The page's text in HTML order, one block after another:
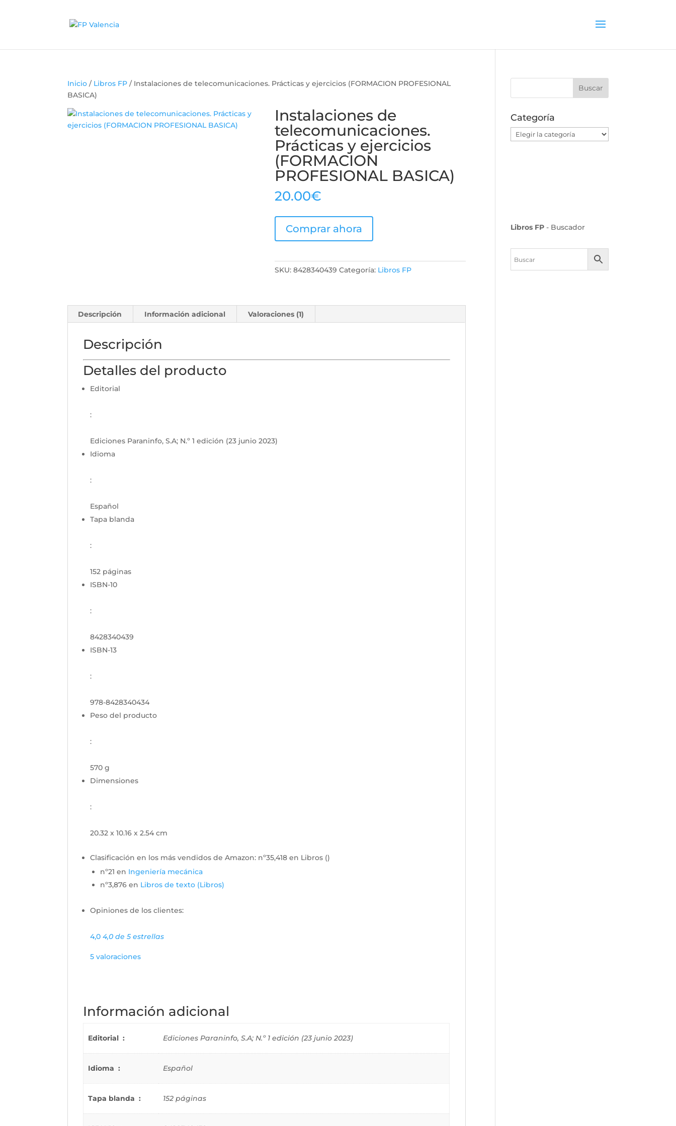
Inicio / Libros FP / Instalaciones de telecomunicaciones. Prácticas y ejercicios (FORMACION PROFESIONAL
BASICA)
Instalaciones de
telecomunicaciones.
Prácticas y ejercicios
(FORMACION
PROFESIONAL BASICA)
20.00€
Comprar ahora
SKU:8428340439 Categoría: Libros FP
Descripción Información adicional Valoraciones (1)
Descripción
Detalles del producto
Editorial
:
Ediciones Paraninfo, S.A; N.º 1 edición (23 junio 2023)
Idioma
:
Español
Tapa blanda
:
152 páginas
ISBN-10
:
8428340439
ISBN-13
:
978-8428340434
Peso del producto
:
570 g
Dimensiones
:
20.32 x 10.16 x 2.54 cm
Clasificación en los más vendidos de Amazon: nº35,418 en Libros ()
nº21 en Ingeniería mecánica
nº3,876 en Libros de texto (Libros)
Opiniones de los clientes:
4,04,0 de 5 estrellas
5 valoraciones
Información adicional
Editorial ‏ : ‎ Ediciones Paraninfo, S.A; N.º 1 edición (23 junio 2023)
Idioma ‏ : ‎ Español
Tapa blanda ‏ : ‎ 152 páginas
Categoría
Categoría
Libros FP - Buscador